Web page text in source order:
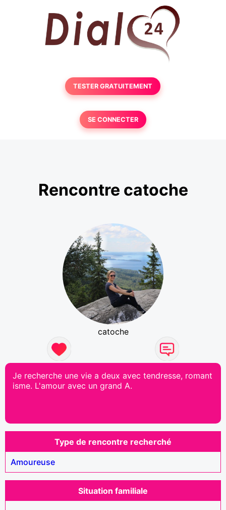
TESTER GRATUITEMENT
SE CONNECTER
Rencontre catoche
catoche
Je recherche une vie a deux avec tendresse, romant
isme. L'amour avec un grand A.
Type de rencontre recherché
Amoureuse
Situation familiale